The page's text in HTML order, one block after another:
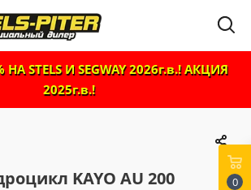
STELS И SEGWAY 2026г.в.! АКЦИЯ
2025г.в.!
KAYO AU 200 0